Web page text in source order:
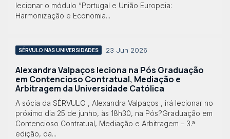
lecionar o módulo “Portugal e União Europeia:
Harmonização e Economia...
SÉRVULO NAS UNIVERSIDADES 23 Jun 2026
Alexandra Valpaços leciona na Pós Graduação
em Contencioso Contratual, Mediação e
Arbitragem da Universidade Católica
A sócia da SÉRVULO , Alexandra Valpaços , irá lecionar no
próximo dia 25 de junho, às 18h30, na Pós?Graduação em
Contencioso Contratual, Mediação e Arbitragem – 3.ª
edição, da...